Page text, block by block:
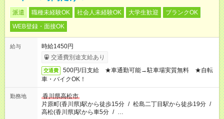
派遣 職種未経験OK 社会人未経験OK 大学生歓迎
ブランクOK
WEB登録・面接OK
給与
時給1450円
交通費別途支給あり
交通費
500円/日支給 ★車通勤可能→駐車場実質無料 ★自転
車・バイクOK！
勤務地
香川県高松市
片原町(香川県)駅から徒歩15分 / 松島二丁目駅から徒歩19分 /
高松(香川県)駅から車5分 / …